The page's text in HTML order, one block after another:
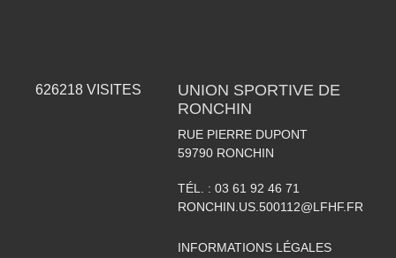
626218 VISITES
UNION SPORTIVE DE
RONCHIN
RUE PIERRE DUPONT
59790 RONCHIN
TÉL. : 03 61 92 46 71
RONCHIN.US.500112@LFHF.FR
INFORMATIONS LÉGALES